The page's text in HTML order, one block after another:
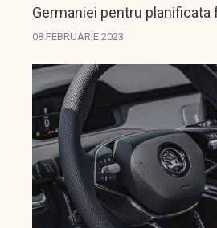
Germaniei pentru planificata
din Magdeburg.
08 FEBRUARIE 2023